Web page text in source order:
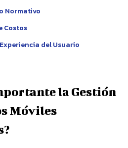
Normativo
Costos
del Usuario
la Gestión
Móviles